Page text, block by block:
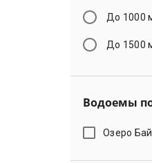
До 1000
До 1500
Водоемы
Озеро